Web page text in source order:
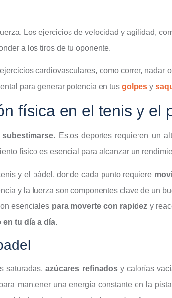
Los ejercicios de velocidad y agilidad,
a los tiros de tu oponente.
cardiovasculares, como correr, nadar
para generar potencia en tus golpes y
física en el tenis y el
. Estos deportes requieren un
físico es esencial para alcanzar un
y el pádel, donde cada punto requiere
y la fuerza son componentes clave de un
esenciales para moverte con rapidez y
en tu día a día.
saturadas,azúcares refinadosy calorías
mantener una energía constante en la